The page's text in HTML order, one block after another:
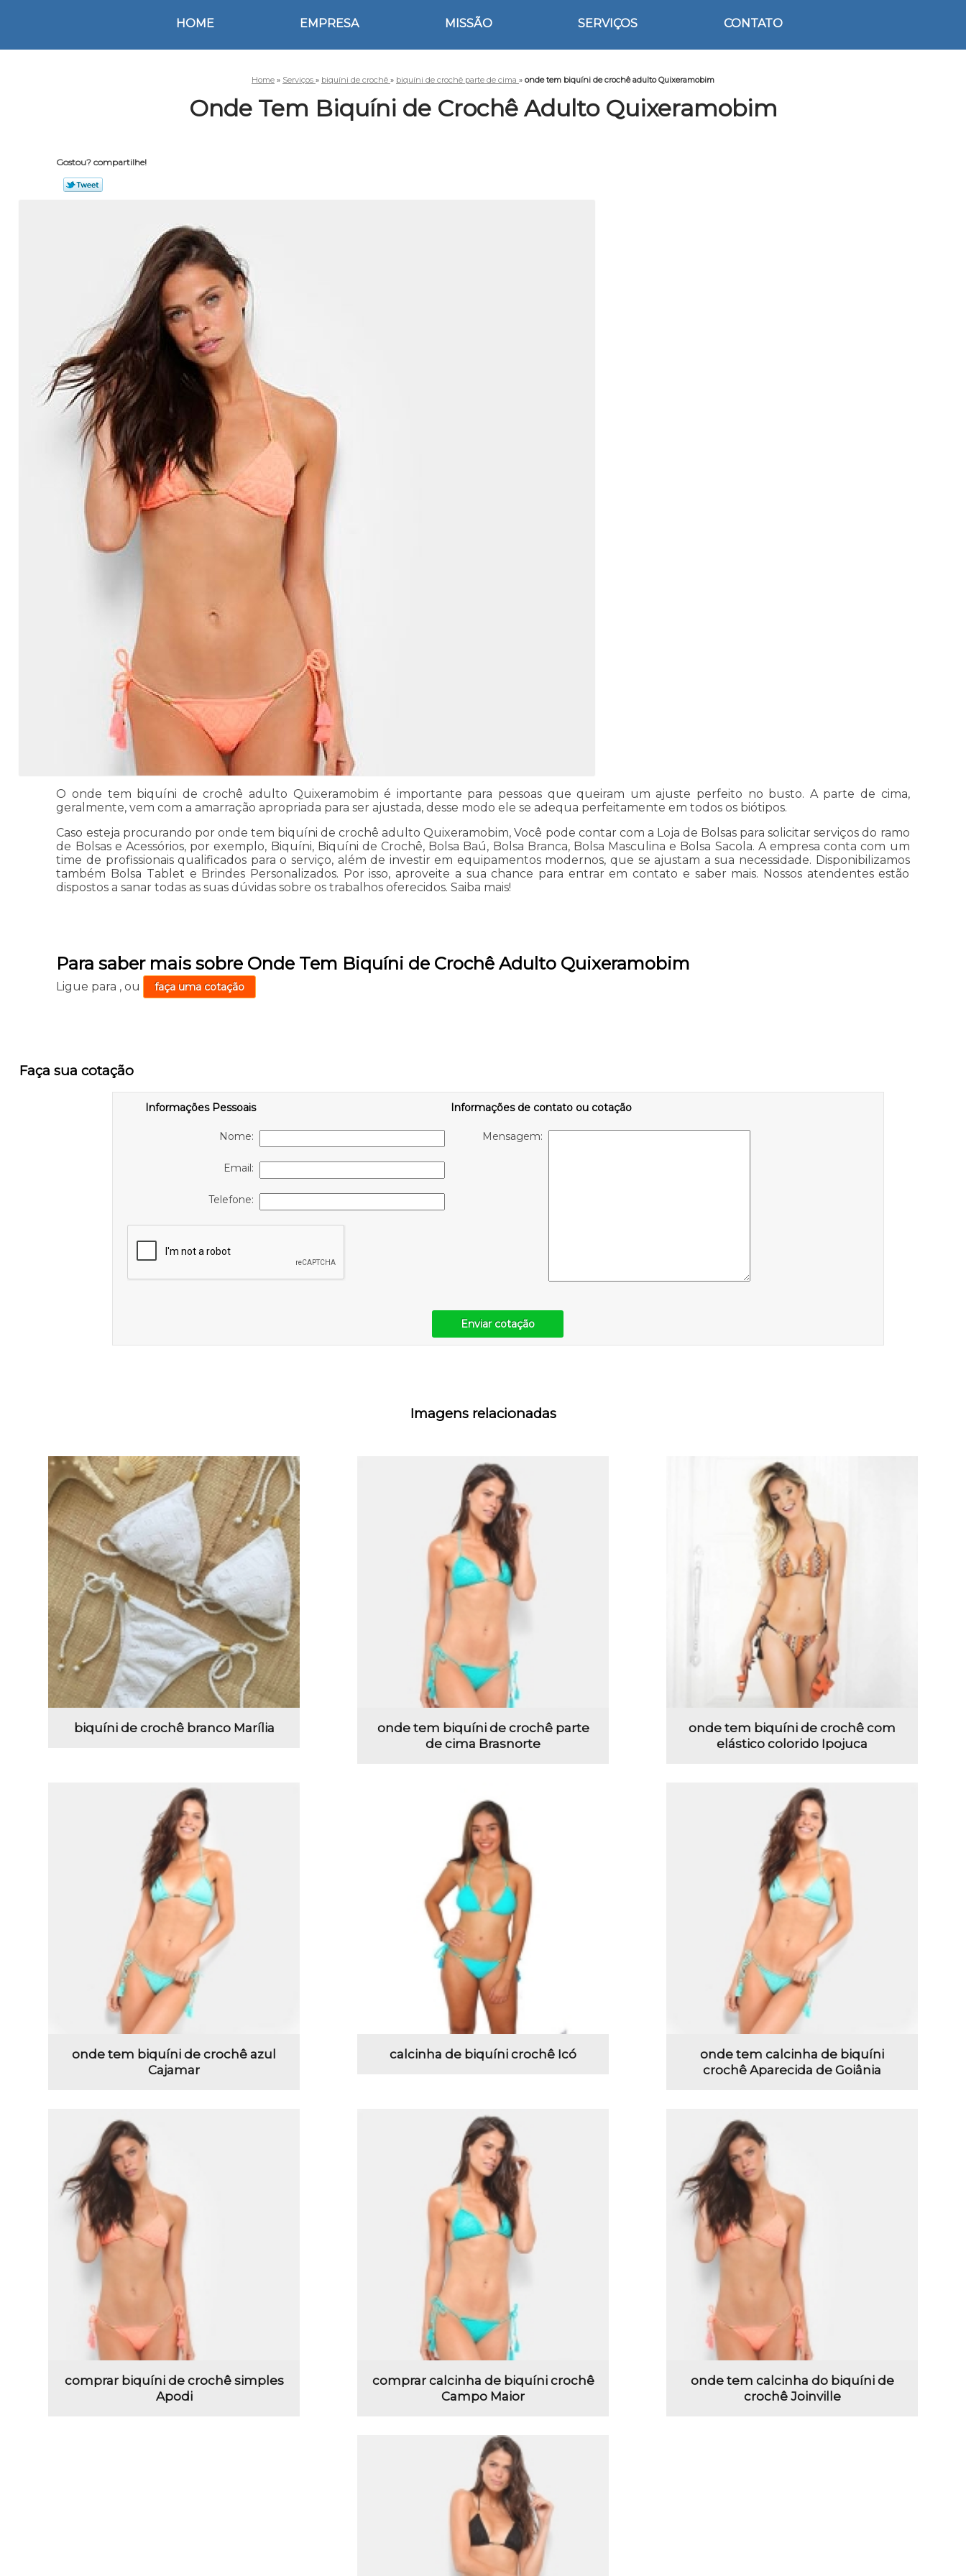
HOME EMPRESA MISSÃO SERVIÇOS CONTATO
Home » Serviços » biquíni de crochê » biquíni de crochê parte de cima » onde tem biquíni de crochê adulto Quixeramobim
Onde Tem Biquíni de Crochê Adulto Quixeramobim
Gostou? compartilhe!
O onde tem biquíni de crochê adulto Quixeramobim é importante para pessoas que queiram um ajuste perfeito no busto. A parte de cima,
geralmente, vem com a amarração apropriada para ser ajustada, desse modo ele se adequa perfeitamente em todos os biótipos.
Caso esteja procurando por onde tem biquíni de crochê adulto Quixeramobim, Você pode contar com a Loja de Bolsas para solicitar serviços do ramo
de Bolsas e Acessórios, por exemplo, Biquíni, Biquíni de Crochê, Bolsa Baú, Bolsa Branca, Bolsa Masculina e Bolsa Sacola. A empresa conta com um
time de profissionais qualificados para o serviço, além de investir em equipamentos modernos, que se ajustam a sua necessidade. Disponibilizamos
também Bolsa Tablet e Brindes Personalizados. Por isso, aproveite a sua chance para entrar em contato e saber mais. Nossos atendentes estão
dispostos a sanar todas as suas dúvidas sobre os trabalhos oferecidos. Saiba mais!
Para saber mais sobre Onde Tem Biquíni de Crochê Adulto Quixeramobim
Ligue para ,ou faça uma cotação
Faça sua cotação
Informações Pessoais
Nome:
Email:
Telefone:
Informações de contato ou cotação
Mensagem:
Enviar cotação
Imagens relacionadas
biquíni de crochê branco Marília
onde tem biquíni de crochê parte
de cima Brasnorte
onde tem biquíni de crochê com
elástico colorido Ipojuca
onde tem biquíni de crochê azul
Cajamar
calcinha de biquíni crochê Icó
onde tem calcinha de biquíni
crochê Aparecida de Goiânia
comprar biquíni de crochê simples
Apodi
comprar calcinha de biquíni crochê
Campo Maior
onde tem calcinha do biquíni de
crochê Joinville